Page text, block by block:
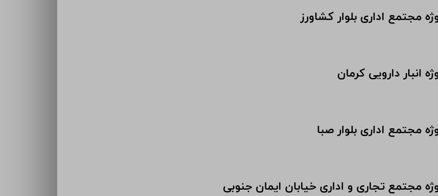
مجتمع اداری بلوار کشاورز
انبار دارویی کرمان
مجتمع اداری بلوار صبا
مجتمع تجاری و اداری خیابان ایمان جنوبی